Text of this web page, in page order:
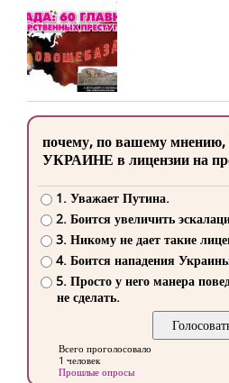
почему, по вашему мнению,
УКРАИНЕ в лицензии на
1. Уважает Путина.
2. Боится увеличить
3. Никому не дает такие
4. Боится нападения
5. Просто у него манера
не сделать.
Всего проголосовало
1 человек
Прошлые опросы